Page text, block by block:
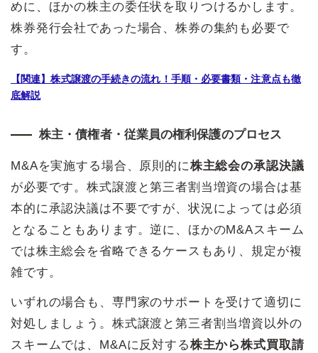
めに、ほかの株主の委任状を取りつけるかします。
株券発行会社であった場合、株券の集約も必要で
す。
【関連】株式譲渡の手続きの流れ！手順・必要書類・注意点も徹
底解説
株主・債権者・従業員の権利保護のプロセス
M&Aを実施する場合、原則的に株主総会の承認決議
が必要です。株式譲渡と第三者割当増資の場合は基
本的に承認決議は不要ですが、状況によっては必須
となることもあります。逆に、ほかのM&Aスキーム
では株主総会を省略できるケースもあり、規定が複
雑です。
いずれの場合も、専門家のサポートを受けて適切に
対処しましょう。株式譲渡と第三者割当増資以外の
スキームでは、M&Aに反対する株主から株式買取請